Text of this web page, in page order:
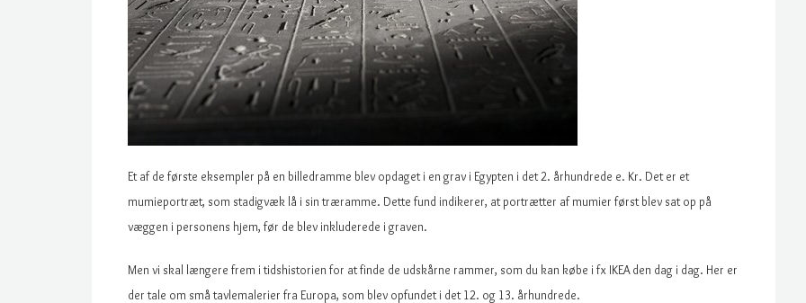
Et af de første eksempler på en billedramme blev opdaget i en grav i Egypten i det 2. århundrede e. Kr. Det er et
mumieportræt, som stadigvæk lå i sin træramme. Dette fund indikerer, at portrætter af mumier først blev sat op på
væggen i personens hjem, før de blev inkluderede i graven.
Men vi skal længere frem i tidshistorien for at finde de udskårne rammer, som du kan købe i fx IKEA den dag i dag. Her er
der tale om små tavlemalerier fra Europa, som blev opfundet i det 12. og 13. århundrede.